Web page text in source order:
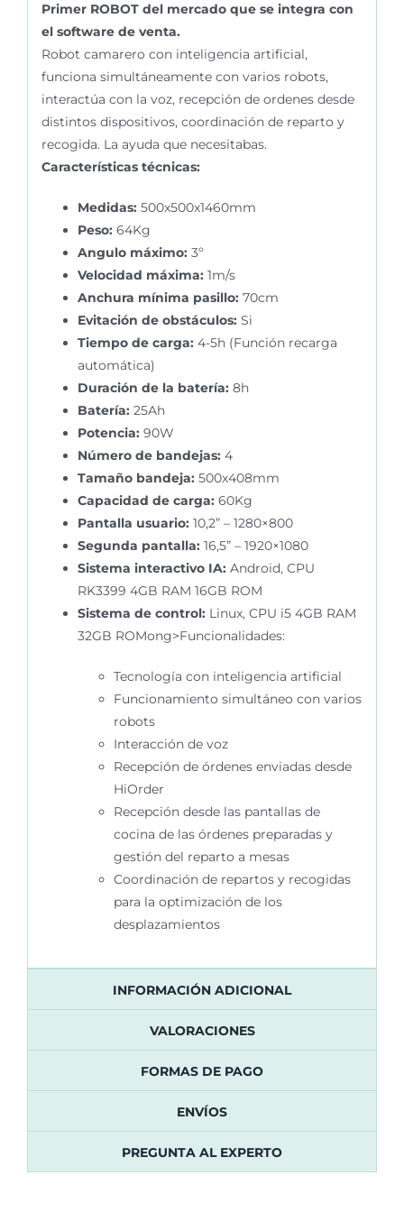
Primer ROBOT del mercado que se integra con
el software de venta.
Robot camarero con inteligencia artificial,
funciona simultáneamente con varios robots,
interactúa con la voz, recepción de ordenes desde
distintos dispositivos, coordinación de reparto y
recogida. La ayuda que necesitabas.
Características técnicas:
Medidas:500x500x1460mm
Peso:64Kg
Angulo máximo:3º
Velocidad máxima:1m/s
Anchura mínima pasillo:70cm
Evitación de obstáculos:Si
Tiempo de carga:4-5h (Función recarga
automática)
Duración de la batería:8h
Batería:25Ah
Potencia:90W
Número de bandejas:4
Tamaño bandeja:500x408mm
Capacidad de carga:60Kg
Pantalla usuario:10,2” – 1280×800
Segunda pantalla:16,5” – 1920×1080
Sistema interactivo IA:Android, CPU
RK3399 4GB RAM 16GB ROM
Sistema de control:Linux, CPU i5 4GB RAM
32GB ROMong>Funcionalidades:
Tecnología con inteligencia artificial
Funcionamiento simultáneo con varios
robots
Interacción de voz
Recepción de órdenes enviadas desde
HiOrder
Recepción desde las pantallas de
cocina de las órdenes preparadas y
gestión del reparto a mesas
Coordinación de repartos y recogidas
para la optimización de los
desplazamientos
INFORMACIÓN ADICIONAL
VALORACIONES
FORMAS DE PAGO
ENVÍOS
PREGUNTA AL EXPERTO